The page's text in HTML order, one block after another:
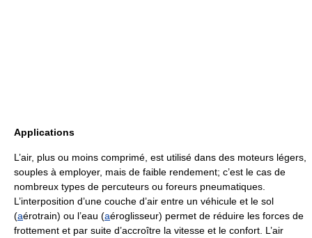
Applications
L’air, plus ou moins comprimé, est utilisé dans des moteurs légers,
souples à employer, mais de faible rendement; c’est le cas de
nombreux types de percuteurs ou foreurs pneumatiques.
L’interposition d’une couche d’air entre un véhicule et le sol
(aérotrain) ou l’eau (aéroglisseur) permet de réduire les forces de
frottement et par suite d’accroître la vitesse et le confort. L’air